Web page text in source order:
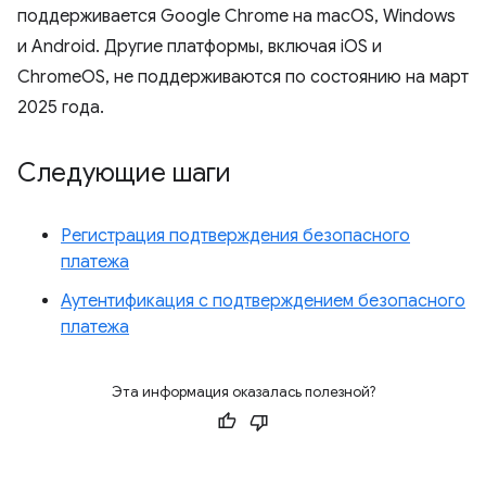
поддерживается Google Chrome на macOS, Windows
и Android. Другие платформы, включая iOS и
ChromeOS, не поддерживаются по состоянию на март
2025 года.
Следующие шаги
Регистрация подтверждения безопасного
платежа
Аутентификация с подтверждением безопасного
платежа
Эта информация оказалась полезной?